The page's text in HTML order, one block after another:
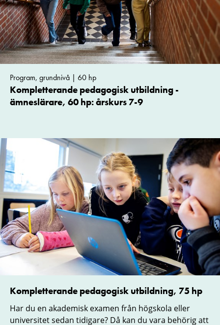
Program, grundnivå | 60 hp
Kompletterande pedagogisk utbildning -
ämneslärare, 60 hp: årskurs 7-9
Kompletterande pedagogisk utbildning, 75 hp
Har du en akademisk examen från högskola eller
universitet sedan tidigare? Då kan du vara behörig att